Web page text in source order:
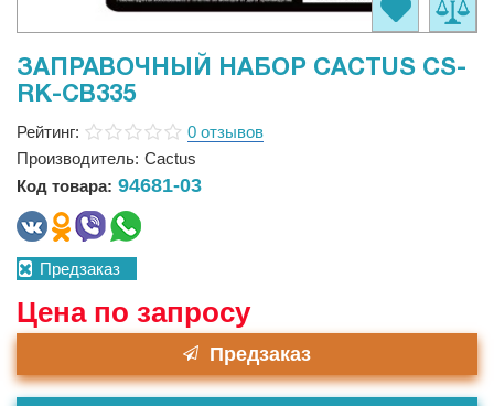
ЗАПРАВОЧНЫЙ НАБОР CACTUS CS-
RK-CB335
Рейтинг:
0 отзывов
Производитель: Cactus
Код товара: 94681-03
Предзаказ
Цена по запросу
Предзаказ